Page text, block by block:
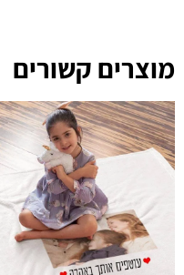
מוצרים קשורים